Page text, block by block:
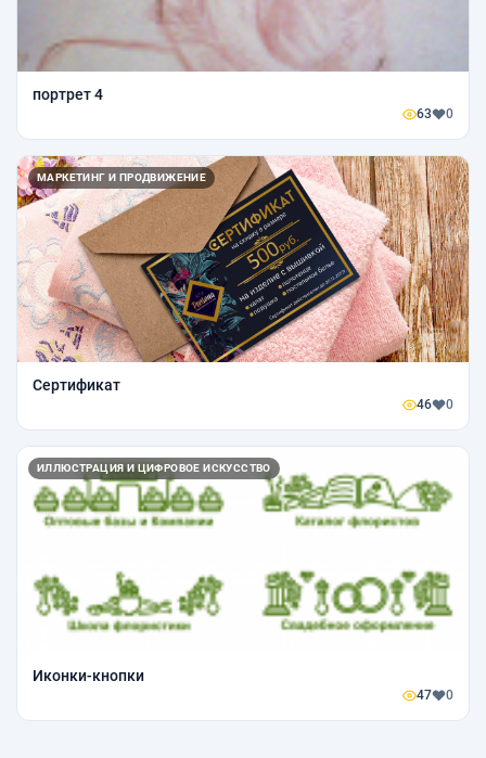
портрет 4
63 0
МАРКЕТИНГ И ПРОДВИЖЕНИЕ
Сертификат
46 0
ИЛЛЮСТРАЦИЯ И ЦИФРОВОЕ ИСКУССТВО
Иконки-кнопки
47 0